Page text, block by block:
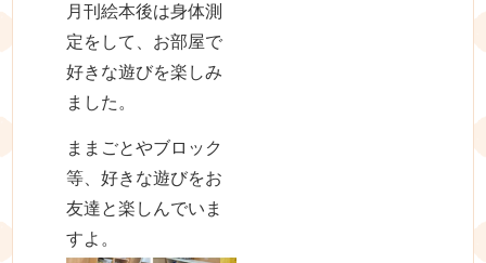
月刊絵本後は身体測
定をして、お部屋で
好きな遊びを楽しみ
ました。
ままごとやブロック
等、好きな遊びをお
友達と楽しんでいま
すよ。